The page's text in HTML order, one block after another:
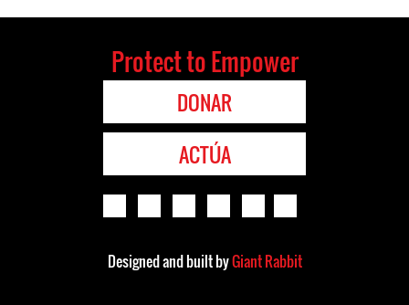
Protect to Empower
DONAR
ACTÚA
Designed and built byGiant Rabbit